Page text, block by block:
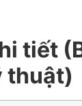
tiết
thuật)